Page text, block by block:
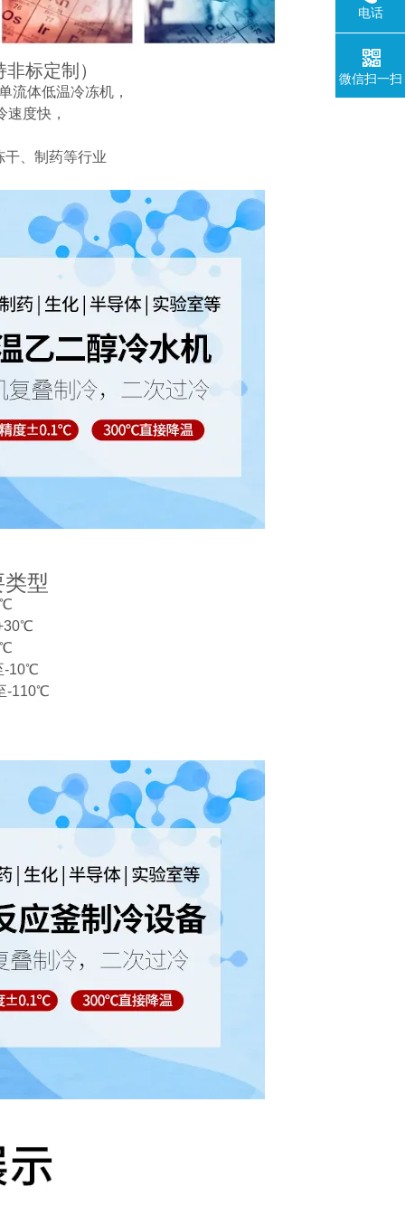
标定制）
流体低温冷冻机，
度快，
干、制药等行业
型
-10℃
-110℃
电话
微信扫一扫